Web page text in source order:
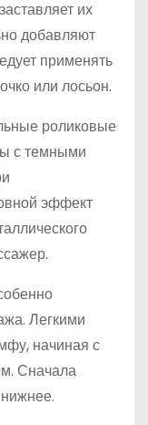
их
добавляют
применять
или лосьон.
роликовые
с темными
эффект
Легкими
начиная с
Сначала